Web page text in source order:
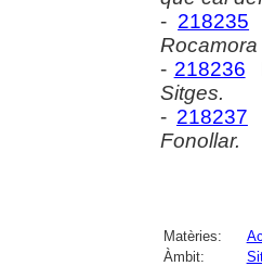
- 218235
Rocamora
- 218236
Sitges.
- 218237
Fonollar.
Matèries:
Àmbit: